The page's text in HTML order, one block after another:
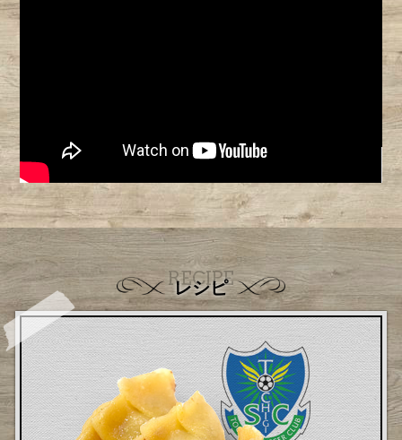
RECIPE
レシピ